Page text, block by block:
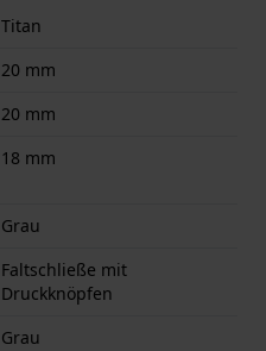
Titan
20 mm
20 mm
18 mm
Grau
Faltschließe mit
Druckknöpfen
Grau